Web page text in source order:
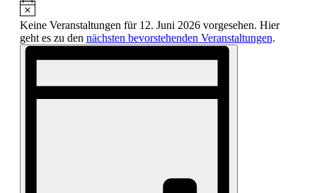
Keine Veranstaltungen für 12. Juni 2026 vorgesehen. Hier
geht es zu den nächsten bevorstehenden Veranstaltungen.
Ansichten-
Veranstaltung
Navigation